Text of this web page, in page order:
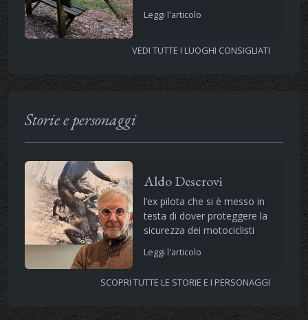
Leggi l'articolo
VEDI TUTTE I LUOGHI CONSIGLIATI
Storie e personaggi
Aldo Descrovi
l’ex pilota che si è messo in
testa di dover proteggere la
sicurezza dei motociclisti
Leggi l'articolo
SCOPRI TUTTE LE STORIE E I PERSONAGGI